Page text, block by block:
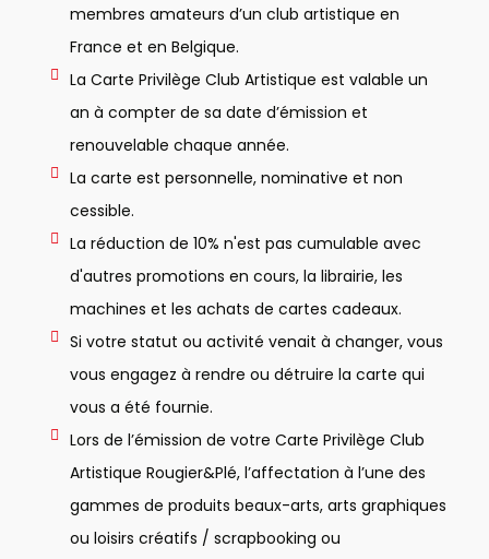
membres amateurs d’un club artistique en
France et en Belgique.
La Carte Privilège Club Artistique est valable un
an à compter de sa date d’émission et
renouvelable chaque année.
La carte est personnelle, nominative et non
cessible.
La réduction de 10% n'est pas cumulable avec
d'autres promotions en cours, la librairie, les
machines et les achats de cartes cadeaux.
Si votre statut ou activité venait à changer, vous
vous engagez à rendre ou détruire la carte qui
vous a été fournie.
Lors de l’émission de votre Carte Privilège Club
Artistique Rougier&Plé, l’affectation à l’une des
gammes de produits beaux-arts, arts graphiques
ou loisirs créatifs / scrapbooking ou